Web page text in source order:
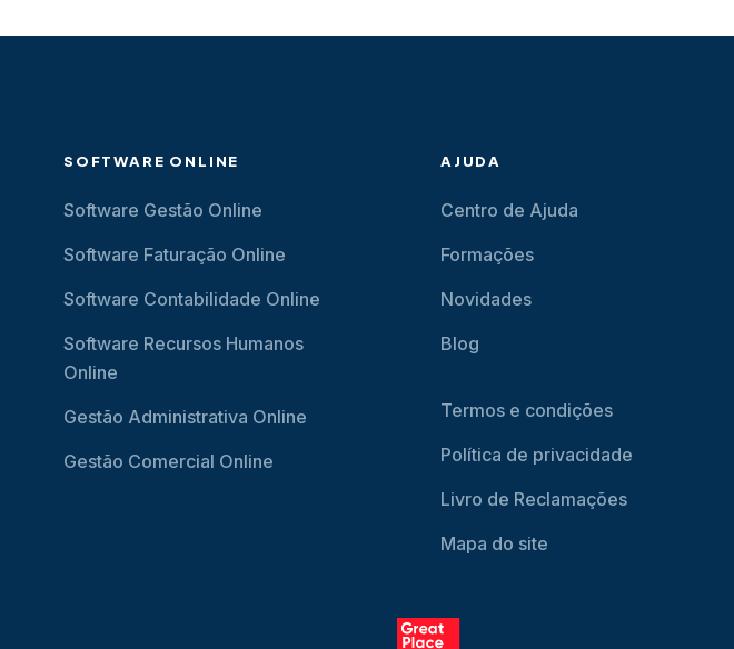
SOFTWARE ONLINE
Software Gestão Online
Software Faturação Online
Software Contabilidade Online
Software Recursos Humanos
Online
Gestão Administrativa Online
Gestão Comercial Online
AJUDA
Centro de Ajuda
Formações
Novidades
Blog
Termos e condições
Política de privacidade
Livro de Reclamações
Mapa do site